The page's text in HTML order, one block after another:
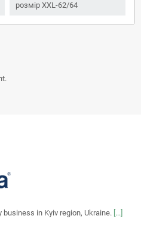
розмір XXL-62/64
in Kyiv region, Ukraine. [...]